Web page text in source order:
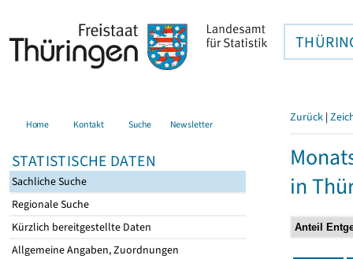
Home Kontakt Suche Newsletter
STATISTISCHE DATEN
Sachliche Suche
Regionale Suche
Kürzlich bereitgestellte Daten
Allgemeine Angaben, Zuordnungen
Zurück |
in